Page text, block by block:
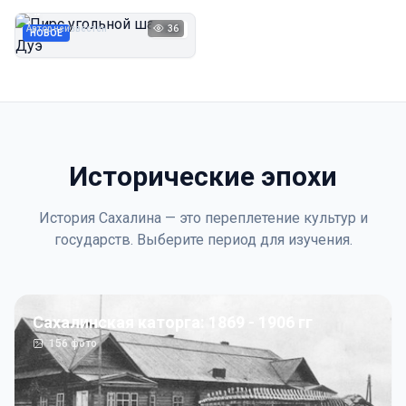
НОВОЕ 1923
Автор неизвестен 36
Исторические эпохи
История Сахалина — это переплетение культур и
государств. Выберите период для изучения.
Сахалинская каторга: 1869 - 1906 гг
156фото